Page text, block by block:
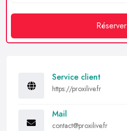
Réserver
Service client
https://proxilive.fr
Mail
contact@proxilive.fr